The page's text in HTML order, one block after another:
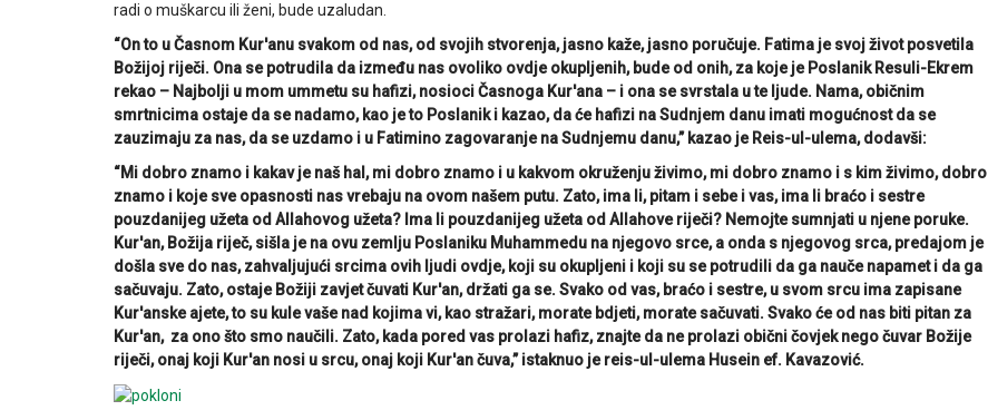
radi o muškarcu ili ženi, bude uzaludan.
“On to u Časnom Kur'anu svakom od nas, od svojih stvorenja, jasno kaže, jasno poručuje. Fatima je svoj život posvetila
Božijoj riječi. Ona se potrudila da između nas ovoliko ovdje okupljenih, bude od onih, za koje je Poslanik Resuli-Ekrem
rekao – Najbolji u mom ummetu su hafizi, nosioci Časnoga Kur'ana – i ona se svrstala u te ljude. Nama, običnim
smrtnicima ostaje da se nadamo, kao je to Poslanik i kazao, da će hafizi na Sudnjem danu imati mogućnost da se
zauzimaju za nas, da se uzdamo i u Fatimino zagovaranje na Sudnjemu danu,” kazao je Reis-ul-ulema, dodavši:
“Mi dobro znamo i kakav je naš hal, mi dobro znamo i u kakvom okruženju živimo, mi dobro znamo i s kim živimo, dobro
znamo i koje sve opasnosti nas vrebaju na ovom našem putu. Zato, ima li, pitam i sebe i vas, ima li braćo i sestre
pouzdanijeg užeta od Allahovog užeta? Ima li pouzdanijeg užeta od Allahove riječi? Nemojte sumnjati u njene poruke.
Kur'an, Božija riječ, sišla je na ovu zemlju Poslaniku Muhammedu na njegovo srce, a onda s njegovog srca, predajom je
došla sve do nas, zahvaljujući srcima ovih ljudi ovdje, koji su okupljeni i koji su se potrudili da ga nauče napamet i da ga
sačuvaju. Zato, ostaje Božiji zavjet čuvati Kur'an, držati ga se. Svako od vas, braćo i sestre, u svom srcu ima zapisane
Kur'anske ajete, to su kule vaše nad kojima vi, kao stražari, morate bdjeti, morate sačuvati. Svako će od nas biti pitan za
Kur'an, za ono što smo naučili. Zato, kada pored vas prolazi hafiz, znajte da ne prolazi obični čovjek nego čuvar Božije
riječi, onaj koji Kur'an nosi u srcu, onaj koji Kur'an čuva,” istaknuo je reis-ul-ulema Husein ef. Kavazović.